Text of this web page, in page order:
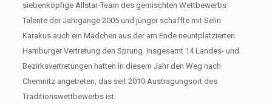
siebenköpfige Allstar-Team des gemischten Wettbewerbs
Talente der Jahrgänge 2005 und jünger schaffte mit Selin
Karakus auch ein Mädchen aus der am Ende neuntplatzierten
Hamburger Vertretung den Sprung. Insgesamt 14 Landes- und
Bezirksvertretungen hatten in diesem Jahr den Weg nach
Chemnitz angetreten, das seit 2010 Austragungsort des
Traditionswettbewerbs ist.